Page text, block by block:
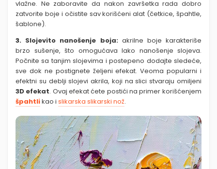
vlažne. Ne zaboravite da nakon završetka rada dobro
zatvorite boje i očistite sav korišćeni alat (četkice, špahtle,
šablone).
3. Slojevito nanošenje boja:akrilne boje karakteriše
brzo sušenje, što omogućava lako nanošenje slojeva.
Počnite sa tanjim slojevima i postepeno dodajte sledeće,
sve dok ne postignete željeni efekat. Veoma popularni i
efektni su deblji slojevi akrila, koji na slici stvaraju omiljeni
3D efekat. Ovaj efekat ćete postići na primer korišćenjem
špahtlikao i slikarska slikarski nož.